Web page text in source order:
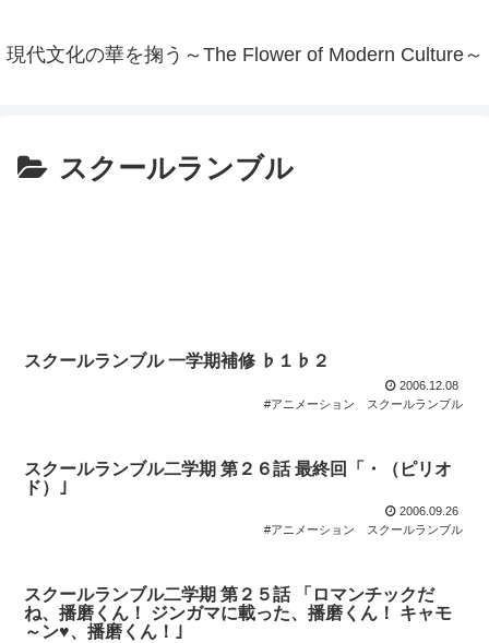
現代文化の華を掬う～The Flower of Modern Culture～
スクールランブル
スクールランブル 一学期補修 ♭１♭２
2006.12.08
#アニメーション
スクールランブル
スクールランブル二学期 第２６話 最終回「・（ピリオ
ド）｣
2006.09.26
#アニメーション
スクールランブル
スクールランブル二学期 第２５話 「ロマンチックだ
ね、播磨くん！ ジンガマに載った、播磨くん！ キャモ
～ン♥、播磨くん！｣